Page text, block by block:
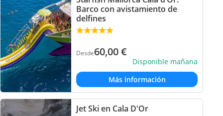
Barco con avistamiento de
delfines
Desde60,00€
Disponible mañana
Más información
Jet Ski en Cala D'Or